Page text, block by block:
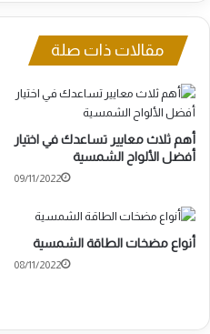
مقالات ذات صلة
أهم ثلاث معايير تساعدك في اختيار
أفضل الألواح الشمسية
09/11/2022
أنواع مضخات الطاقة الشمسية
08/11/2022